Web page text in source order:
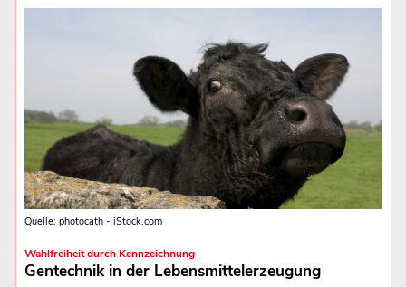
Quelle: photocath - iStock.com
Wahlfreiheit durch Kennzeichnung
Gentechnik in der Lebensmittelerzeugung